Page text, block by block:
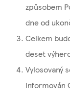
způsobem
dne od
Celkem
deset
Vylosovaný
informován